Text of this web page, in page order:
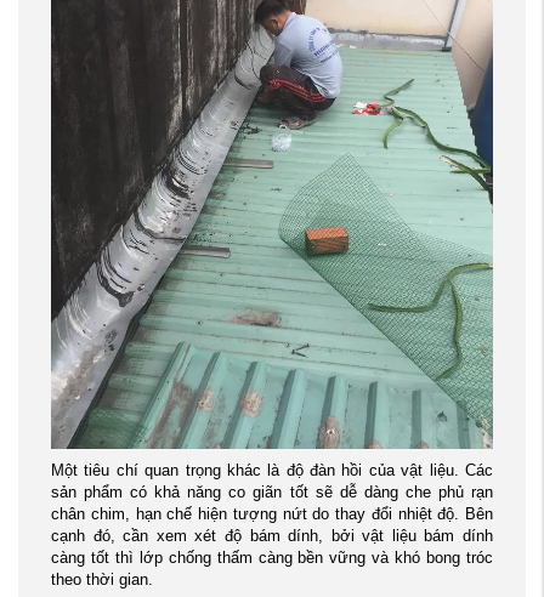
Một tiêu chí quan trọng khác là độ đàn hồi của vật liệu. Các
sản phẩm có khả năng co giãn tốt sẽ dễ dàng che phủ rạn
chân chim, hạn chế hiện tượng nứt do thay đổi nhiệt độ. Bên
cạnh đó, cần xem xét độ bám dính, bởi vật liệu bám dính
càng tốt thì lớp chống thấm càng bền vững và khó bong tróc
theo thời gian.